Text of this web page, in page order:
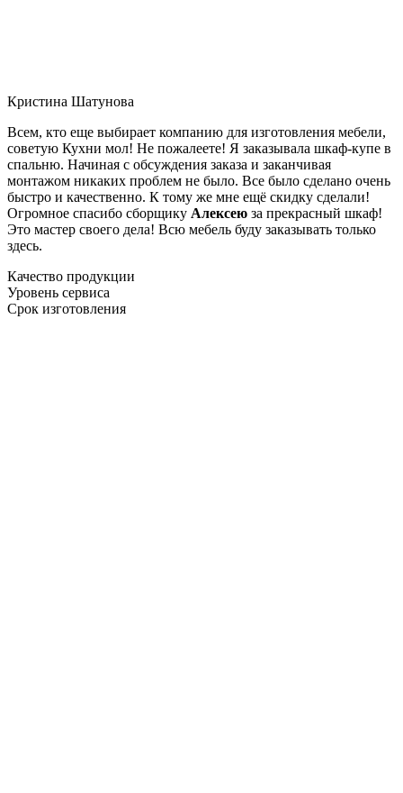
Кристина Шатунова
Всем, кто еще выбирает компанию для изготовления мебели,
советую Кухни мол! Не пожалеете! Я заказывала шкаф-купе в
спальню. Начиная с обсуждения заказа и заканчивая
монтажом никаких проблем не было. Все было сделано очень
быстро и качественно. К тому же мне ещё скидку сделали!
Огромное спасибо сборщику Алексею за прекрасный шкаф!
Это мастер своего дела! Всю мебель буду заказывать только
здесь.
Качество продукции
Уровень сервиса
Срок изготовления